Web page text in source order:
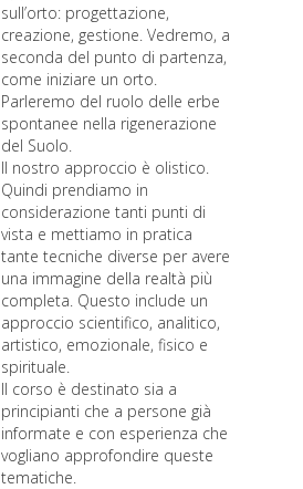
sull’orto: progettazione,
creazione, gestione. Vedremo, a
seconda del punto di partenza,
come iniziare un orto.
Parleremo del ruolo delle erbe
spontanee nella rigenerazione
del Suolo.
Il nostro approccio è olistico.
Quindi prendiamo in
considerazione tanti punti di
vista e mettiamo in pratica
tante tecniche diverse per avere
una immagine della realtà più
completa. Questo include un
approccio scientifico, analitico,
artistico, emozionale, fisico e
spirituale.
Il corso è destinato sia a
principianti che a persone già
informate e con esperienza che
vogliano approfondire queste
tematiche.